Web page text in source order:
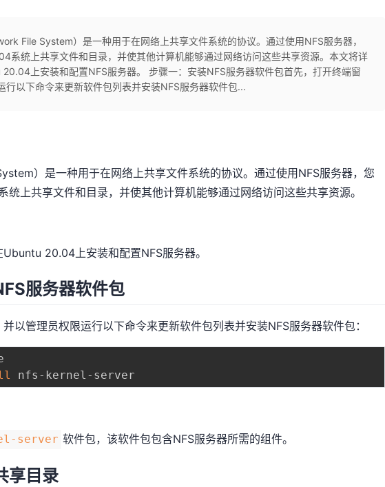
File System）是一种用于在网络上共享文件系统的协议。通过使用NFS服务器，
系统上共享文件和目录，并使其他计算机能够通过网络访问这些共享资源。本文将详
上安装和配置NFS服务器。 步骤一：安装NFS服务器软件包首先，打开终端窗
行以下命令来更新软件包列表并安装NFS服务器软件包...
）是一种用于在网络上共享文件系统的协议。通过使用NFS服务器，您
上共享文件和目录，并使其他计算机能够通过网络访问这些共享资源。
20.04上安装和配置NFS服务器。
服务器软件包
以管理员权限运行以下命令来更新软件包列表并安装NFS服务器软件包：
server 软件包，该软件包包含NFS服务器所需的组件。
享目录